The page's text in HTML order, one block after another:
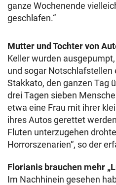
ganze Wochenende
geschlafen.“
Mutter und Tochter von
Keller wurden
und sogar Notschlafstellen
Stakkato, den ganzen Tag
drei Tagen sieben
etwa eine Frau mit ihrer
ihres Autos gerettet
Fluten unterzugehen
Horrorszenarien“, so der
Florianis brauchen mehr
Im Nachhinein gesehen